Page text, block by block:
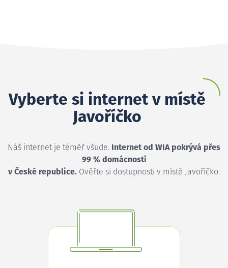
Vyberte si internet v místě
Javoříčko
Náš internet je téměř všude. Internet od WIA pokrývá přes
99 % domácností
v České republice. Ověřte si dostupnosti v místě Javoříčko.